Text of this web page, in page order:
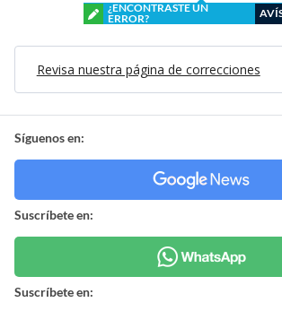
¿ENCONTRASTE UN
ERROR?
Revisa nuestra página de correcciones
Síguenos en:
Suscríbete en:
Suscríbete en: